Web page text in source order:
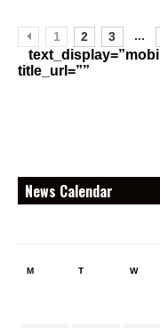
1 2 3 ...
title_url=””
News Calendar
M T W